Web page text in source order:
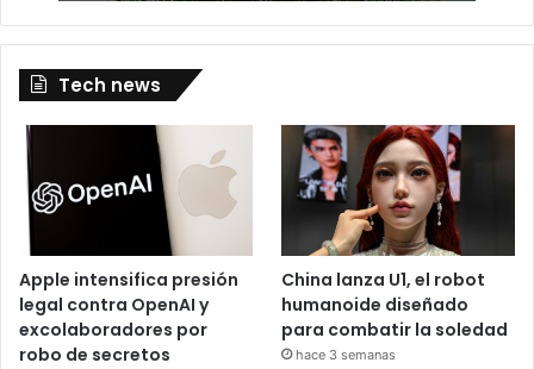
Tech news
Apple intensifica presión
legal contra OpenAI y
excolaboradores por
robo de secretos
China lanza U1, el robot
humanoide diseñado
para combatir la soledad
hace 3 semanas